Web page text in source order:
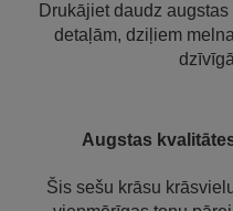
Drukājiet daudz
detaļām, dziļiem
Augstas
Šis sešu krāsu